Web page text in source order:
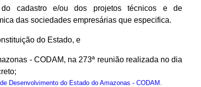
cadastro e/ou dos projetos técnicos e de
das sociedades empresárias que especifica.
do Estado, e
- CODAM, na 273ª reunião realizada no dia
Desenvolvimento do Estado do Amazonas - CODAM.